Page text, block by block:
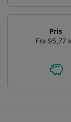
Pris
Fra 95,77